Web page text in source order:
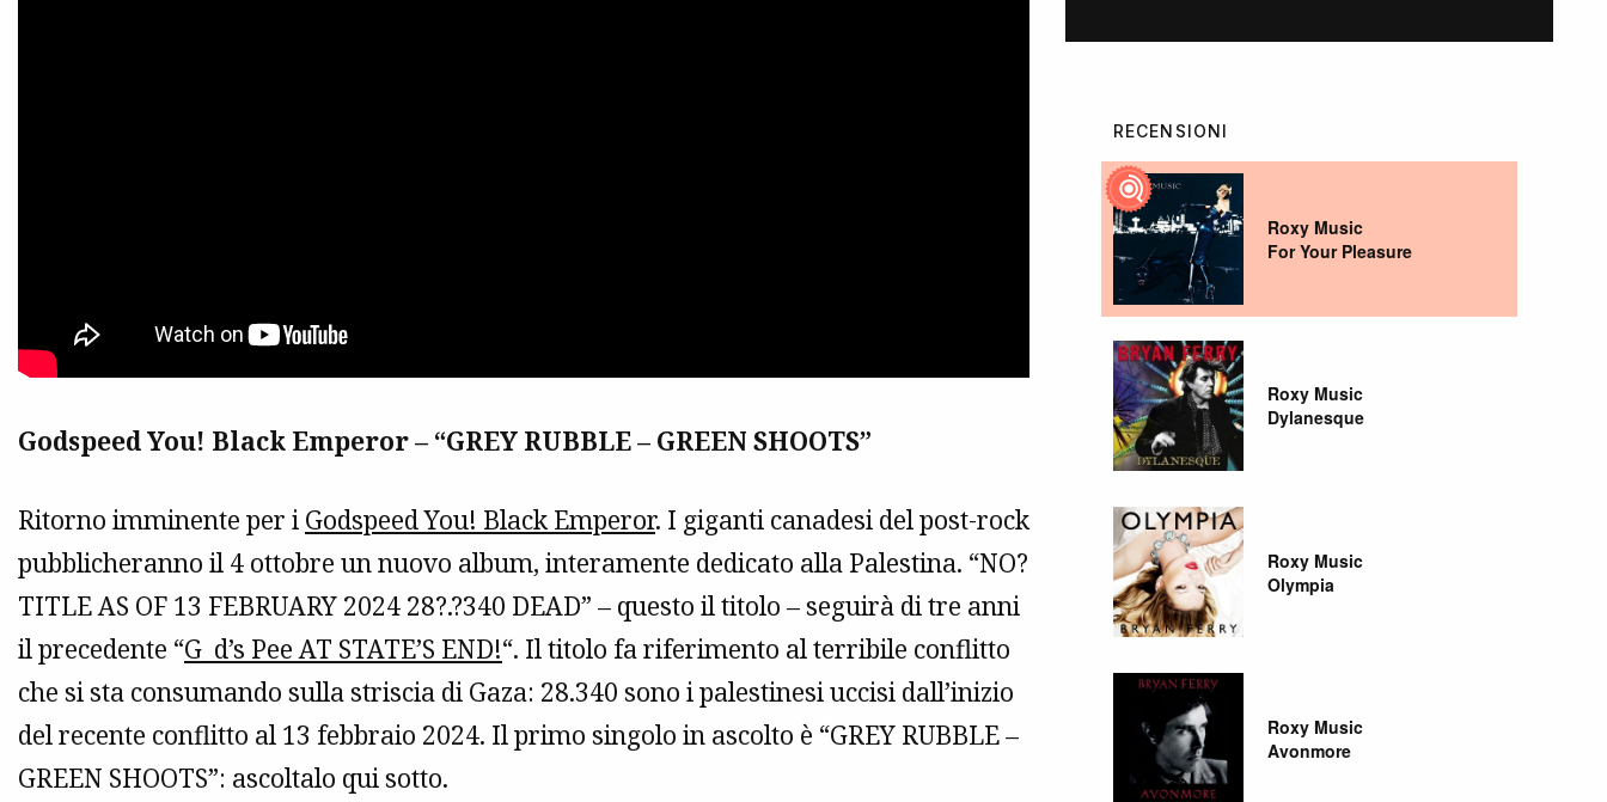
Godspeed You! Black Emperor – “GREY RUBBLE – GREEN SHOOTS”
Ritorno imminente per i Godspeed You! Black Emperor. I giganti canadesi del post-rock
pubblicheranno il 4 ottobre un nuovo album, interamente dedicato alla Palestina. “NO?
TITLE AS OF 13 FEBRUARY 2024 28?.?340 DEAD” – questo il titolo – seguirà di tre anni
il precedente “G_d’s Pee AT STATE’S END!“. Il titolo fa riferimento al terribile conflitto
che si sta consumando sulla striscia di Gaza: 28.340 sono i palestinesi uccisi dall’inizio
del recente conflitto al 13 febbraio 2024. Il primo singolo in ascolto è “GREY RUBBLE –
GREEN SHOOTS”: ascoltalo qui sotto.
RECENSIONI
Roxy Music
For Your Pleasure
Roxy Music
Dylanesque
Roxy Music
Olympia
Roxy Music
Avonmore